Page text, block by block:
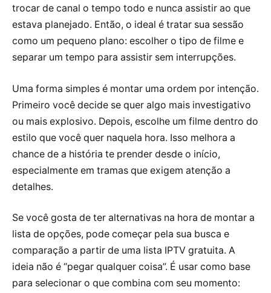
trocar de canal o tempo todo e nunca assistir ao que
estava planejado. Então, o ideal é tratar sua sessão
como um pequeno plano: escolher o tipo de filme e
separar um tempo para assistir sem interrupções.
Uma forma simples é montar uma ordem por intenção.
Primeiro você decide se quer algo mais investigativo
ou mais explosivo. Depois, escolhe um filme dentro do
estilo que você quer naquela hora. Isso melhora a
chance de a história te prender desde o início,
especialmente em tramas que exigem atenção a
detalhes.
Se você gosta de ter alternativas na hora de montar a
lista de opções, pode começar pela sua busca e
comparação a partir de uma lista IPTV gratuita. A
ideia não é “pegar qualquer coisa”. É usar como base
para selecionar o que combina com seu momento: